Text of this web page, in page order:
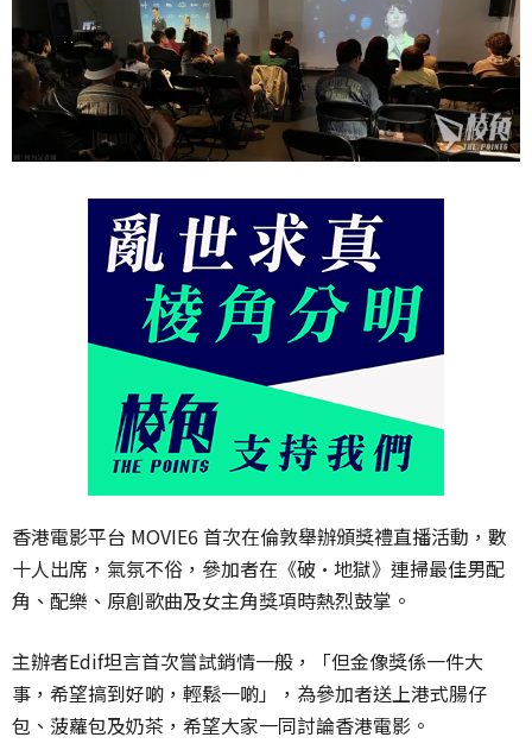
香港電影平台 MOVIE6 首次在倫敦舉辦頒獎禮直播活動，數
十人出席，氣氛不俗，參加者在《破·地獄》連掃最佳男配
角、配樂、原創歌曲及女主角獎項時熱烈鼓掌。
主辦者Edif坦言首次嘗試銷情一般，「但金像獎係一件大
事，希望搞到好啲，輕鬆一啲」，為參加者送上港式腸仔
包、菠蘿包及奶茶，希望大家一同討論香港電影。